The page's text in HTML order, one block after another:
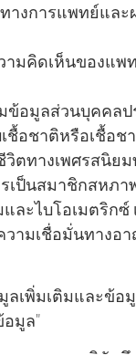
างการแพทย์และ
ามคิดเห็นของแพ
ข้อมูลส่วนบุคคล
ชื้อชาติหรือเชื้อช
ตทางเพศรสนิย
เป็นสมาชิกสหภา
ะไบโอเมตริกซ์
วามเชื่อมั่นทางอ
เพิ่มเติมและข้อ
อมูล"